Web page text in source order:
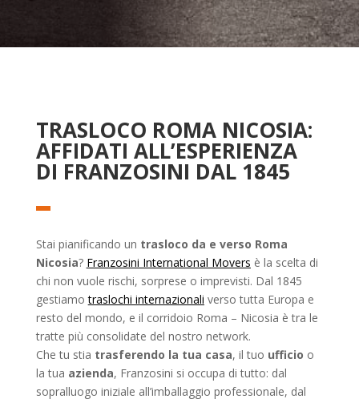
TRASLOCO ROMA NICOSIA:
AFFIDATI ALL’ESPERIENZA
DI FRANZOSINI DAL 1845
Stai pianificando un trasloco da e verso Roma
Nicosia? Franzosini International Movers è la scelta di
chi non vuole rischi, sorprese o imprevisti. Dal 1845
gestiamotraslochi internazionali verso tutta Europa e
resto del mondo, e il corridoio Roma – Nicosia è tra le
tratte più consolidate del nostro network.
Che tu stia trasferendo la tua casa, il tuo ufficio o
la tua azienda, Franzosini si occupa di tutto: dal
sopralluogo iniziale all’imballaggio professionale, dal